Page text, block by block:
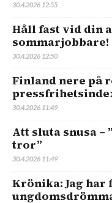
30.4.2026 12:55
Håll fast vid din
sommarjobbare!
30.4.2026 12:50
Finland nere på
30.4.2026 11:49
Att sluta snusa –
tror”
30.4.2026 11:49
Krönika: Jag